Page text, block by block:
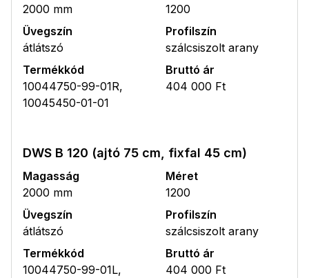
2000 mm
1200
Üvegszín
átlátszó
Profilszín
szálcsiszolt arany
Termékkód
10044750-99-01R,
10045450-01-01
Bruttó ár
404 000 Ft
DWS B 120 (ajtó 75 cm, fixfal 45 cm)
Magasság
2000 mm
Méret
1200
Üvegszín
átlátszó
Profilszín
szálcsiszolt arany
Termékkód
10044750-99-01L,
Bruttó ár
404 000 Ft